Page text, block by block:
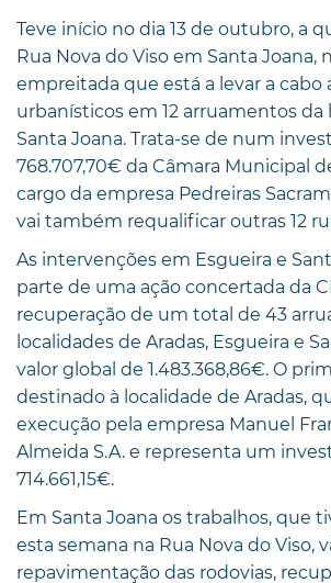
Teve início no dia 13 de outubro, a
Rua Nova do Viso em Santa Joana,
empreitada que está a levar a cabo
urbanísticos em 12 arruamentos da
Santa Joana. Trata-se de num
768.707,70€ da Câmara Municipal
cargo da empresa Pedreiras
vai também requalificar outras 12
As intervenções em Esgueira e
parte de uma ação concertada da
recuperação de um total de 43
localidades de Aradas, Esgueira e
valor global de 1.483.368,86€. O
destinado à localidade de Aradas,
execução pela empresa Manuel
Almeida S.A. e representa um
714.661,15€.
Em Santa Joana os trabalhos, que
esta semana na Rua Nova do Viso,
repavimentação das rodovias,